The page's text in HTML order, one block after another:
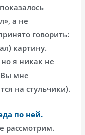
а не
говорить:
картину.
я никак не
Вы мне
на стульчики).
по ней.
рассмотрим.